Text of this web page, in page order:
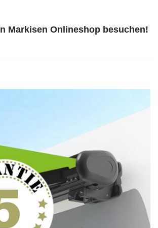
Markisen Onlineshop besuchen!